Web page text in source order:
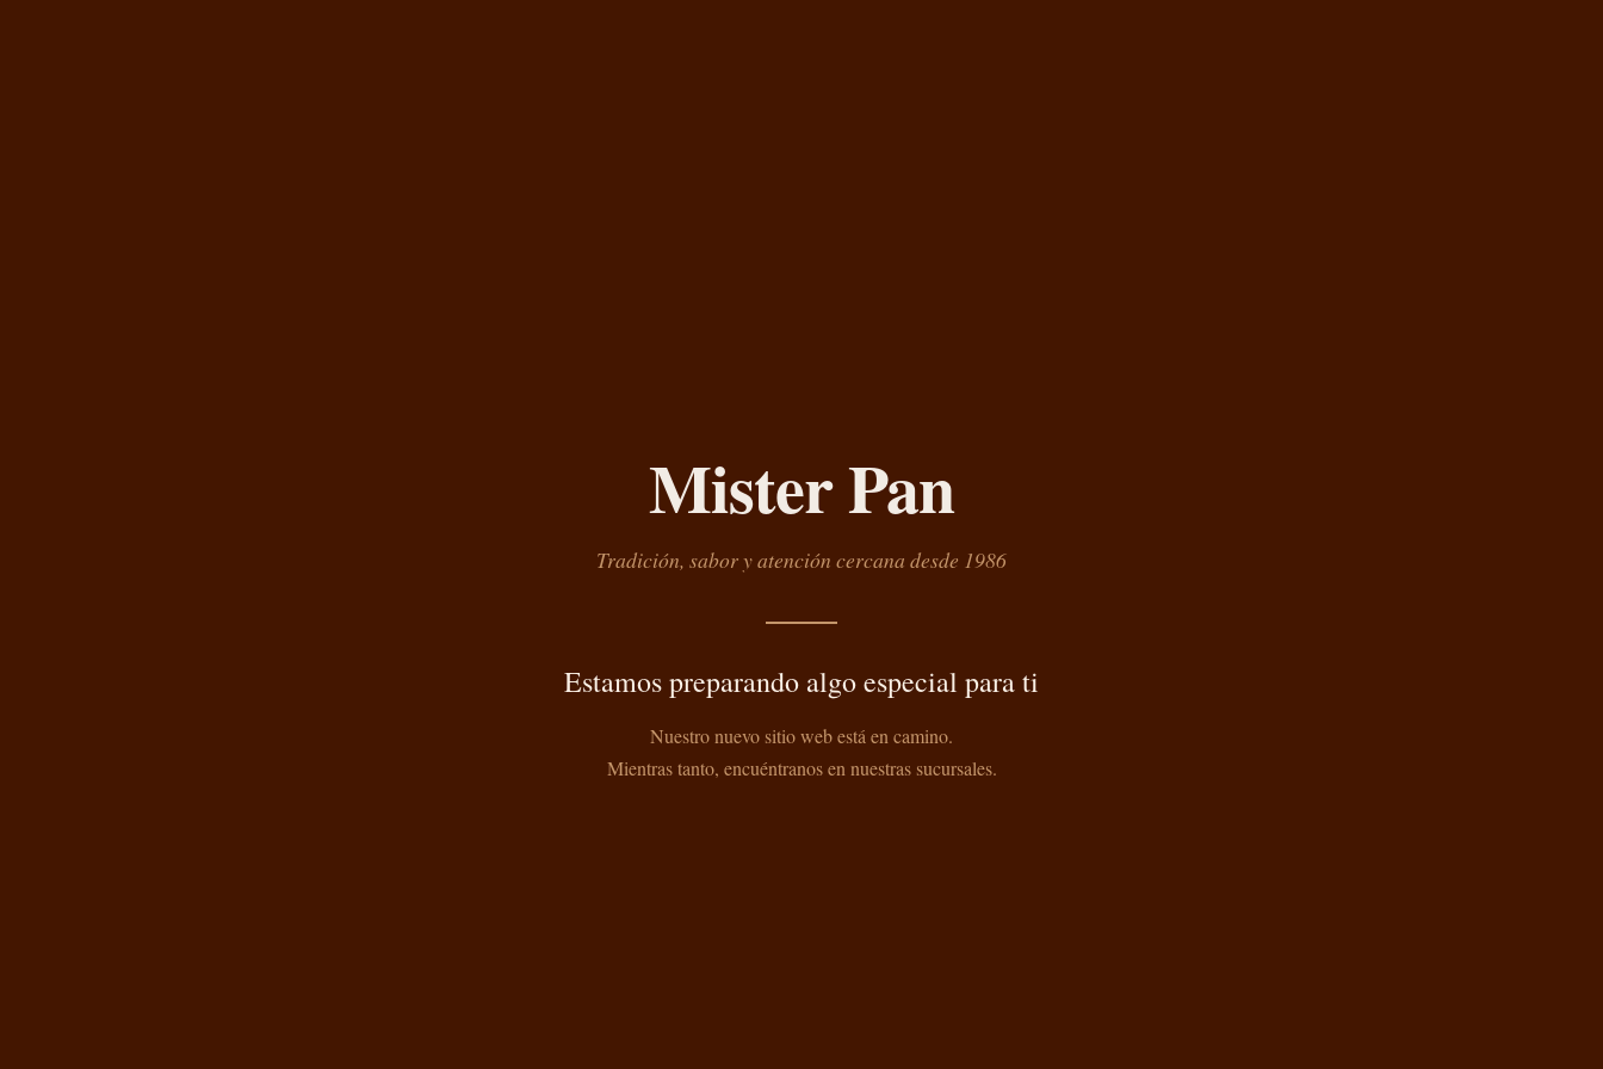
Mister Pan
Tradición, sabor y atención cercana desde 1986
Estamos preparando algo especial para ti
Nuestro nuevo sitio web está en camino.
Mientras tanto, encuéntranos en nuestras sucursales.